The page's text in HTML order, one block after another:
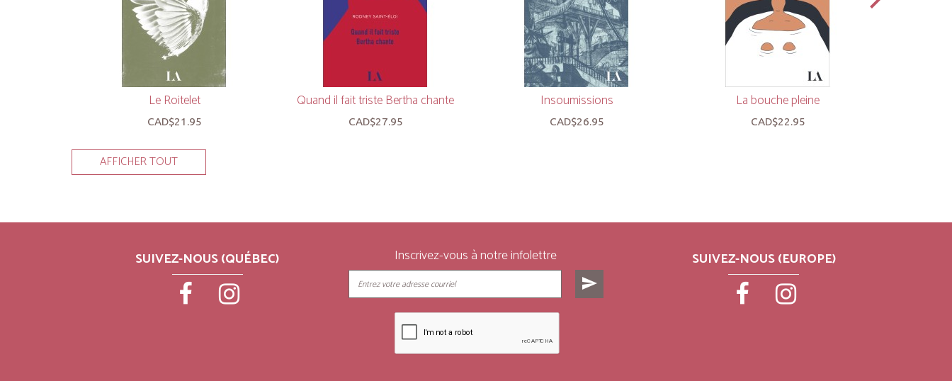
Le Roitelet
CAD$21.95
Quand il fait triste Bertha chante
CAD$27.95
Insoumissions
CAD$26.95
La bouche pleine
CAD$22.95
AFFICHER TOUT
SUIVEZ-NOUS (QUÉBEC) Inscrivez-vous à notre infolettre
send
SUIVEZ-NOUS (EUROPE)